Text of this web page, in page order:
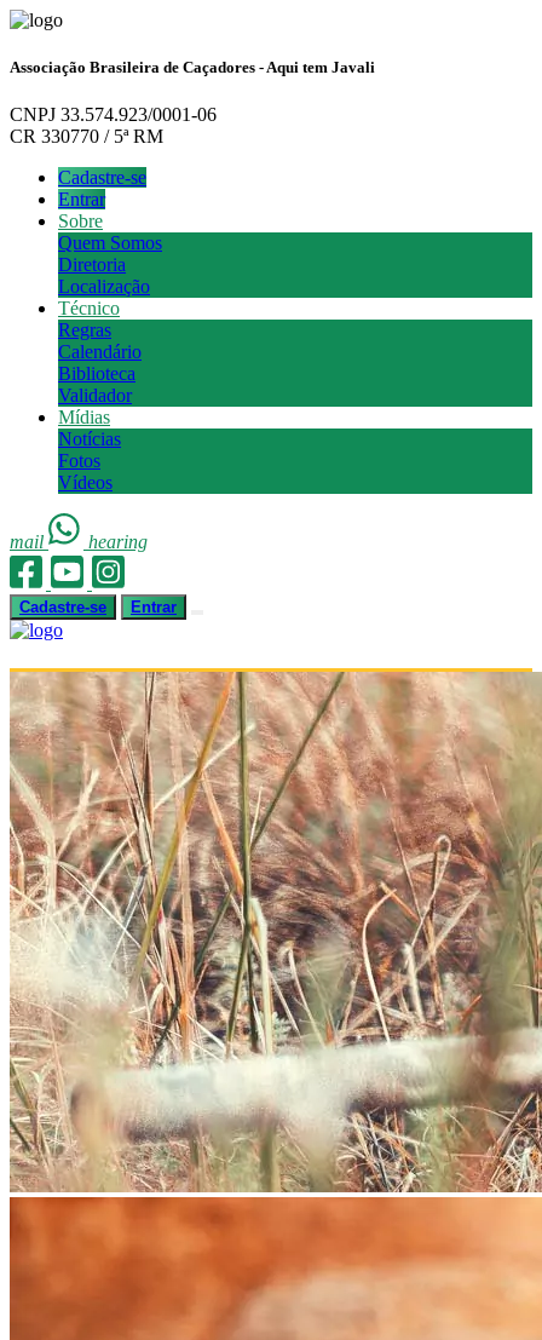
Associação Brasileira de Caçadores - Aqui tem Javali
CNPJ 33.574.923/0001-06
CR 330770 / 5ª RM
Cadastre-se
Entrar
Sobre
Quem Somos
Diretoria
Localização
Técnico
Regras
Calendário
Biblioteca
Validador
Mídias
Notícias
Fotos
Vídeos
mail hearing
Cadastre-se Entrar